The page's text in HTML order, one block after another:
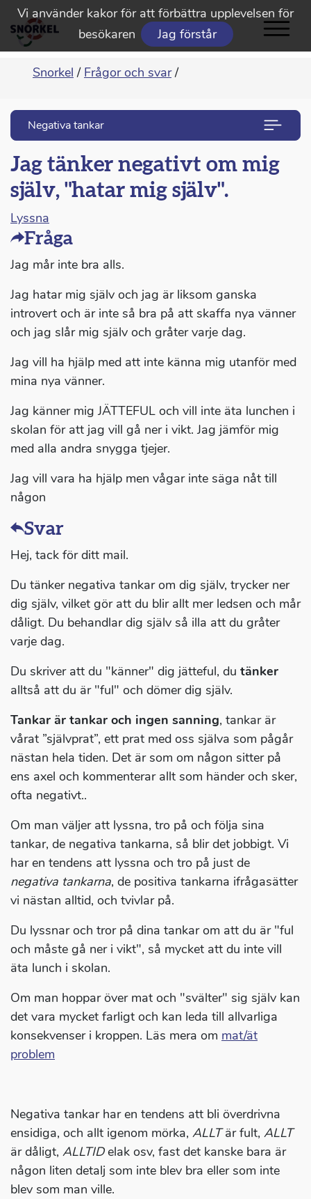
Vi använder kakor för att förbättra upplevelsen för
besökaren
Jag förstår
Snorkel / Frågor och svar /
Negativa tankar
Jag tänker negativt om mig
själv, "hatar mig själv".
Lyssna
Fråga
Jag mår inte bra alls.
Jag hatar mig själv och jag är liksom ganska
introvert och är inte så bra på att skaffa nya vänner
och jag slår mig själv och gråter varje dag.
Jag vill ha hjälp med att inte känna mig utanför med
mina nya vänner.
Jag känner mig JÄTTEFUL och vill inte äta lunchen i
skolan för att jag vill gå ner i vikt. Jag jämför mig
med alla andra snygga tjejer.
Jag vill vara ha hjälp men vågar inte säga nåt till
någon
Svar
Hej, tack för ditt mail.
Du tänker negativa tankar om dig själv, trycker ner
dig själv, vilket gör att du blir allt mer ledsen och mår
dåligt. Du behandlar dig själv så illa att du gråter
varje dag.
Du skriver att du "känner" dig jätteful, du tänker
alltså att du är "ful" och dömer dig själv.
Tankar är tankar och ingen sanning, tankar är
vårat ”självprat”, ett prat med oss själva som pågår
nästan hela tiden. Det är som om någon sitter på
ens axel och kommenterar allt som händer och sker,
ofta negativt..
Om man väljer att lyssna, tro på och följa sina
tankar, de negativa tankarna, så blir det jobbigt. Vi
har en tendens att lyssna och tro på just de
negativa tankarna, de positiva tankarna ifrågasätter
vi nästan alltid, och tvivlar på.
Du lyssnar och tror på dina tankar om att du är "ful
och måste gå ner i vikt", så mycket att du inte vill
äta lunch i skolan.
Om man hoppar över mat och "svälter" sig själv kan
det vara mycket farligt och kan leda till allvarliga
konsekvenser i kroppen. Läs mera om mat/ät
problem
Negativa tankar har en tendens att bli överdrivna
ensidiga, och allt igenom mörka, ALLTär fult, ALLT
är dåligt, ALLTIDelak osv, fast det kanske bara är
någon liten detalj som inte blev bra eller som inte
blev som man ville.